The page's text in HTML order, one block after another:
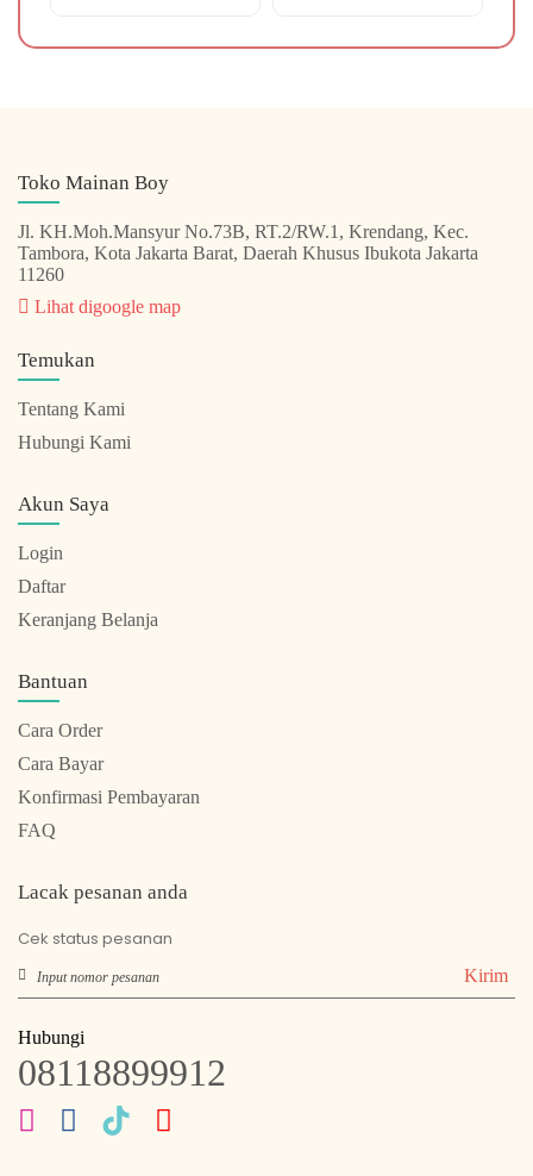
Toko Mainan Boy
Jl. KH.Moh.Mansyur No.73B, RT.2/RW.1, Krendang, Kec.
Tambora, Kota Jakarta Barat, Daerah Khusus Ibukota Jakarta
11260
Lihat digoogle map
Temukan
Tentang Kami
Hubungi Kami
Akun Saya
Login
Daftar
Keranjang Belanja
Bantuan
Cara Order
Cara Bayar
Konfirmasi Pembayaran
FAQ
Lacak pesanan anda
Cek status pesanan
Kirim
Hubungi
08118899912